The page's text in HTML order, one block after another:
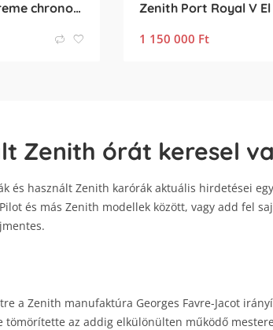
Zenith Defy Xtreme chronograph titán-titán szíjas kompletten
1 150 000 Ft
Zenith órát keresel
és használt Zenith karórák aktuális hirdetései
és más Zenith modellek között, vagy add fel
a Zenith manufaktúra Georges Favre-Jacot
tömörítette az addig elkülönülten működő